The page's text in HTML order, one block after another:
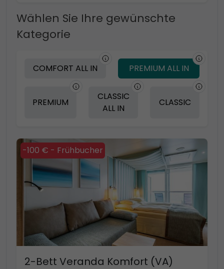
Wählen Sie Ihre gewünschte
Kategorie
COMFORT ALL IN PREMIUM ALL IN
PREMIUM
CLASSIC
ALL IN
CLASSIC
-100 € - Frühbucher
2-Bett Veranda Komfort (VA)